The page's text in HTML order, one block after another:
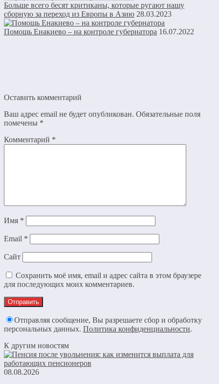
Больше всего бесят критиканы, которые ругают нашу
сборную за переход из Европы в Азию 28.03.2023
Помощь Енакиево – на контроле губернатора 16.07.2022
Оставить комментарий
Ваш адрес email не будет опубликован. Обязательные поля
помечены *
Комментарий *
Имя *
Email *
Сайт
Сохранить моё имя, email и адрес сайта в этом браузере
для последующих моих комментариев.
Отправляя сообщение, Вы разрешаете сбор и обработку
персональных данных. Политика конфиденциальности.
К другим новостям
08.08.2026